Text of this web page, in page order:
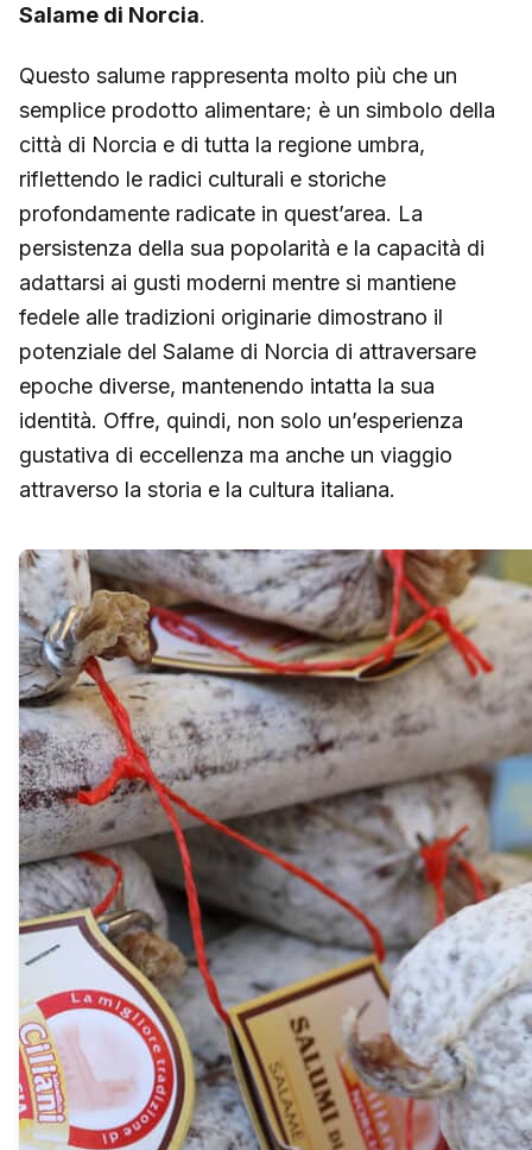
Salame di Norcia.
Questo salume rappresenta molto più che un
semplice prodotto alimentare; è un simbolo della
città di Norcia e di tutta la regione umbra,
riflettendo le radici culturali e storiche
profondamente radicate in quest’area. La
persistenza della sua popolarità e la capacità di
adattarsi ai gusti moderni mentre si mantiene
fedele alle tradizioni originarie dimostrano il
potenziale del Salame di Norcia di attraversare
epoche diverse, mantenendo intatta la sua
identità. Offre, quindi, non solo un’esperienza
gustativa di eccellenza ma anche un viaggio
attraverso la storia e la cultura italiana.